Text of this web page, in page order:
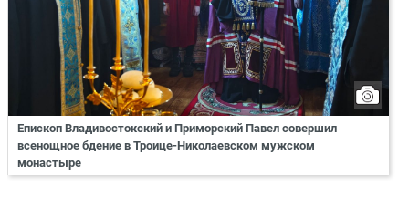
Епископ Владивостокский и Приморский Павел совершил
всенощное бдение в Троице-Николаевском мужском
монастыре